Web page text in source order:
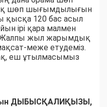
шөп шығымдылығын
қысқа 120 бас асыл
ірі қара малмен
Жалпы жыл жарымдық
меже етудеміз.
еш ұтылмасымыз
ДЫБЫСҚАЛИҚЫЗЫ,